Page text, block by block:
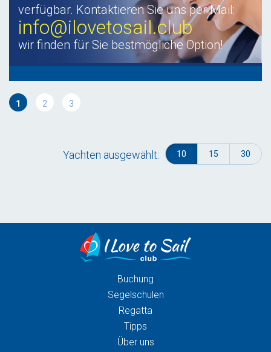
verfügbar. Kontaktieren Sie uns per Mail:
info@ilovetosail.club
wir finden für Sie bestmögliche Option!
1 2 3
Yachten ausgewählt: 10 15 30
Buchung
Segelschulen
Regatta
Tipps
Über uns